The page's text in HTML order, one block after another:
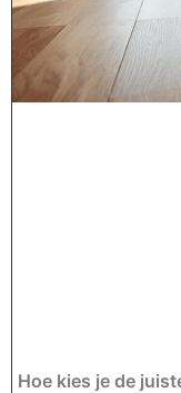
Hoe kies je de